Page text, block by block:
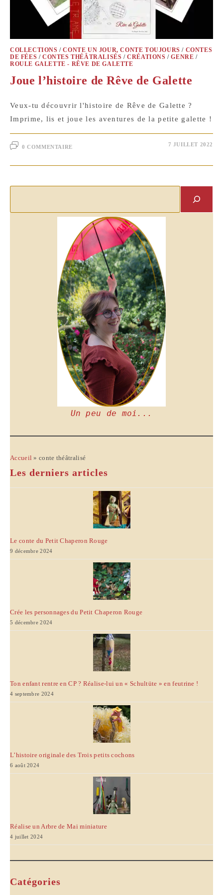
COLLECTIONS /CONTE UN JOUR, CONTE TOUJOURS / CONTES
DE FÉES /CONTES THÉÂTRALISÉS /CRÉATIONS /GENRE /
ROULE GALETTE - RÊVE DE GALETTE
Joue l’histoire de Rêve de Galette
Veux-tu découvrir l'histoire de Rêve de Galette ?
Imprime, lis et joue les aventures de la petite galette !
0 COMMENTAIRE 7 JUILLET 2022
Un peu de moi...
Accueil »conte théâtralisé
Les derniers articles
Le conte du Petit Chaperon Rouge
9 décembre 2024
Crée les personnages du Petit Chaperon Rouge
5 décembre 2024
Ton enfant rentre en CP ? Réalise-lui un « Schultüte » en feutrine !
4 septembre 2024
L’histoire originale des Trois petits cochons
6 août 2024
Réalise un Arbre de Mai miniature
4 juillet 2024
Catégories